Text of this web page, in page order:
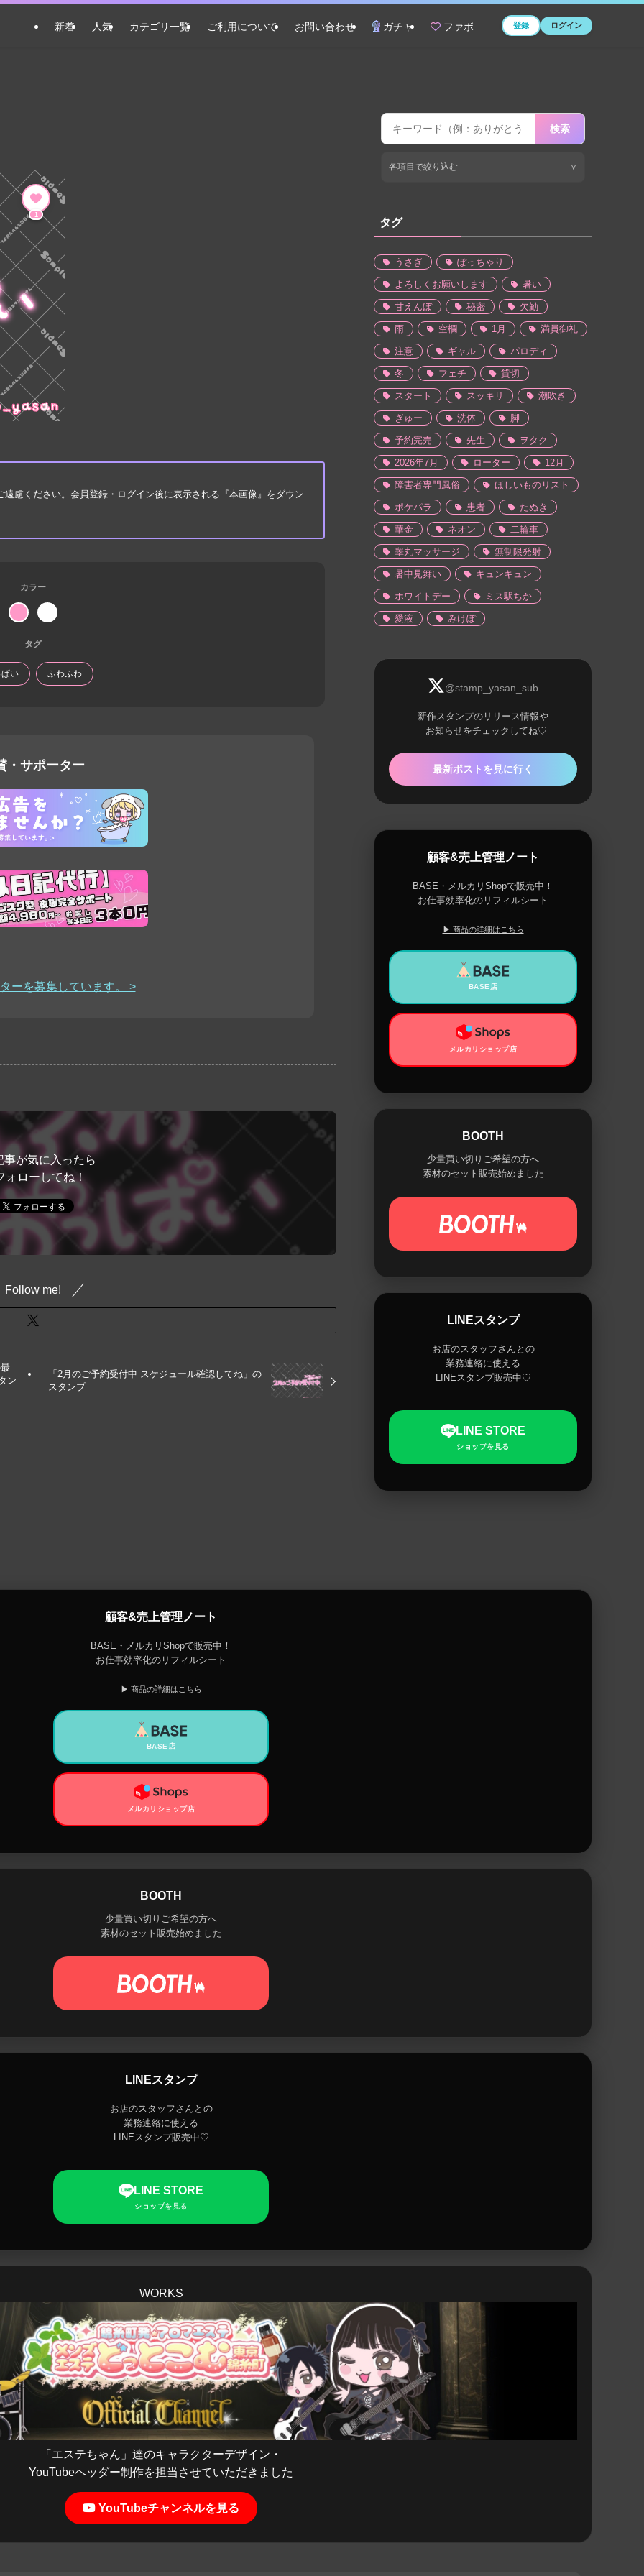
新着 人気 カテゴリ一覧 ご利用について お問い合わせ ガチャ ファボ 登録 ログイン
1
慮ください。会員登録・ログイン後に表示される『本画像』をダウン
カラー
タグ
い ふわふわ
・サポーター
ーを募集しています。 >
事が気に入ったら
ォローしてね！
Follow me!
ン
「2月のご予約受付中 スケジュール確認してね」の
スタンプ
検索
各項目で絞り込む ∨
タグ
うさぎ ぽっちゃり
よろしくお願いします 暑い
甘えんぼ 秘密 欠勤
雨 空欄 1月 満員御礼
注意 ギャル パロディ
冬 フェチ 貸切
スタート スッキリ 潮吹き
ぎゅー 洗体 脚
予約完売 先生 ヲタク
2026年7月 ローター 12月
障害者専門風俗 ほしいものリスト
ポケパラ 患者 たぬき
華金 ネオン 二輪車
睾丸マッサージ 無制限発射
暑中見舞い キュンキュン
ホワイトデー ミス駅ちか
愛液 みけぽ
@stamp_yasan_sub
新作スタンプのリリース情報や
お知らせをチェックしてね♡
最新ポストを見に行く
顧客&売上管理ノート
BASE・メルカリShopで販売中！
お仕事効率化のリフィルシート
▶ 商品の詳細はこちら
BASE店
メルカリショップ店
BOOTH
少量買い切りご希望の方へ
素材のセット販売始めました
LINEスタンプ
お店のスタッフさんとの
業務連絡に使える
LINEスタンプ販売中♡
LINE STORE
ショップを見る
顧客&売上管理ノート
BASE・メルカリShopで販売中！
お仕事効率化のリフィルシート
▶ 商品の詳細はこちら
BASE店
メルカリショップ店
BOOTH
少量買い切りご希望の方へ
素材のセット販売始めました
LINEスタンプ
お店のスタッフさんとの
業務連絡に使える
LINEスタンプ販売中♡
LINE STORE
ショップを見る
WORKS
「エステちゃん」達のキャラクターデザイン・
YouTubeヘッダー制作を担当させていただきました
YouTubeチャンネルを見る